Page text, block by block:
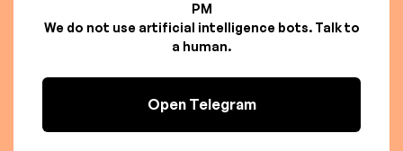
PM
We do not use artificial intelligence bots. Talk to
a human.
Open Telegram